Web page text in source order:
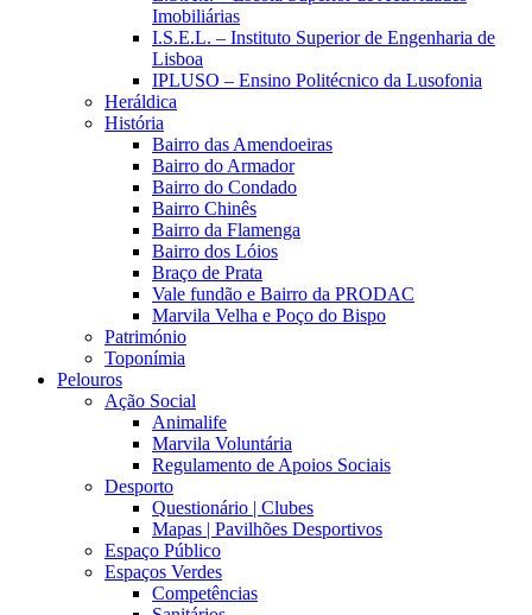
Imobiliárias
I.S.E.L. – Instituto Superior de Engenharia de
Lisboa
IPLUSO – Ensino Politécnico da Lusofonia
Heráldica
História
Bairro das Amendoeiras
Bairro do Armador
Bairro do Condado
Bairro Chinês
Bairro da Flamenga
Bairro dos Lóios
Braço de Prata
Vale fundão e Bairro da PRODAC
Marvila Velha e Poço do Bispo
Património
Toponímia
Pelouros
Ação Social
Animalife
Marvila Voluntária
Regulamento de Apoios Sociais
Desporto
Questionário | Clubes
Mapas | Pavilhões Desportivos
Espaço Público
Espaços Verdes
Competências